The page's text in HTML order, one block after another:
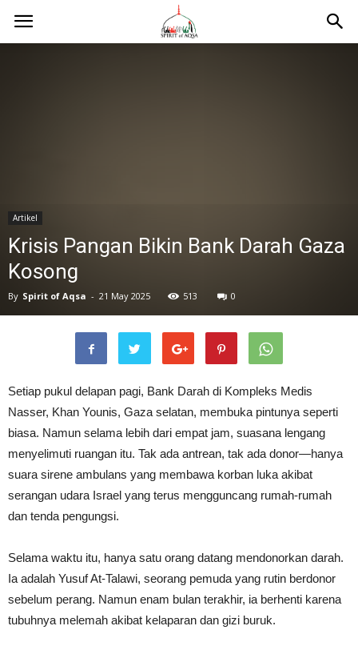
Artikel
Krisis Pangan Bikin Bank Darah Gaza
Kosong
By Spirit of Aqsa - 21 May 2025 513 0
Setiap pukul delapan pagi, Bank Darah di Kompleks Medis
Nasser, Khan Younis, Gaza selatan, membuka pintunya seperti
biasa. Namun selama lebih dari empat jam, suasana lengang
menyelimuti ruangan itu. Tak ada antrean, tak ada donor—hanya
suara sirene ambulans yang membawa korban luka akibat
serangan udara Israel yang terus mengguncang rumah-rumah
dan tenda pengungsi.
Selama waktu itu, hanya satu orang datang mendonorkan darah.
Ia adalah Yusuf At-Talawi, seorang pemuda yang rutin berdonor
sebelum perang. Namun enam bulan terakhir, ia berhenti karena
tubuhnya melemah akibat kelaparan dan gizi buruk.